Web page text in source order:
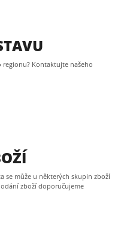
regionu? Kontaktujte našeho
se může u některých skupin zboží
zboží doporučujeme